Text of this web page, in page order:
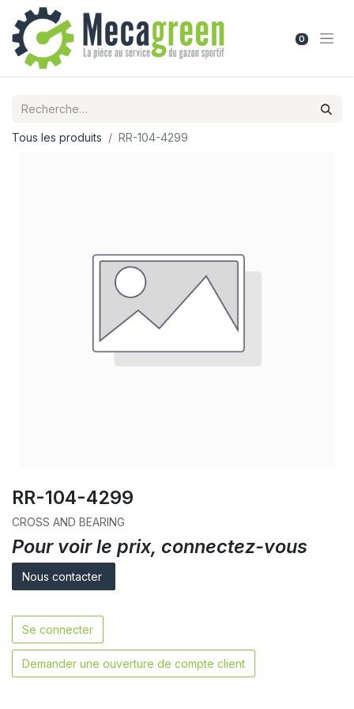
0
Tous les produits RR-104-4299
RR-104-4299
CROSS AND BEARING
Pour voir le prix, connectez-vous
Nous contacter
Se connecter
Demander une ouverture de compte client